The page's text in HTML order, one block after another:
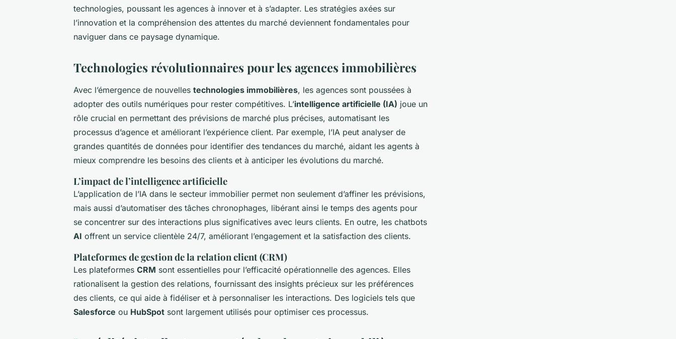
technologies, poussant les agences à innover et à s’adapter. Les stratégies axées sur
l’innovation et la compréhension des attentes du marché deviennent fondamentales pour
naviguer dans ce paysage dynamique.
Technologies révolutionnaires pour les agences immobilières
Avec l’émergence de nouvelles technologies immobilières, les agences sont poussées à
adopter des outils numériques pour rester compétitives. L’intelligence artificielle (IA) joue un
rôle crucial en permettant des prévisions de marché plus précises, automatisant les
processus d’agence et améliorant l’expérience client. Par exemple, l’IA peut analyser de
grandes quantités de données pour identifier des tendances du marché, aidant les agents à
mieux comprendre les besoins des clients et à anticiper les évolutions du marché.
L’impact de l’intelligence artificielle
L’application de l’IA dans le secteur immobilier permet non seulement d’affiner les prévisions,
mais aussi d’automatiser des tâches chronophages, libérant ainsi le temps des agents pour
se concentrer sur des interactions plus significatives avec leurs clients. En outre, les chatbots
AI offrent un service clientèle 24/7, améliorant l’engagement et la satisfaction des clients.
Plateformes de gestion de la relation client (CRM)
Les plateformes CRM sont essentielles pour l’efficacité opérationnelle des agences. Elles
rationalisent la gestion des relations, fournissant des insights précieux sur les préférences
des clients, ce qui aide à fidéliser et à personnaliser les interactions. Des logiciels tels que
Salesforce ou HubSpot sont largement utilisés pour optimiser ces processus.